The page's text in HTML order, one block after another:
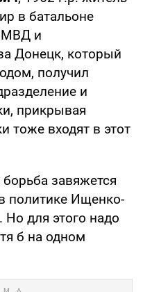
в батальоне
МВД и
Донецк, который
получил
и
прикрывая
тоже входят в этот
завяжется
политике Ищенко-
для этого надо
б на одном